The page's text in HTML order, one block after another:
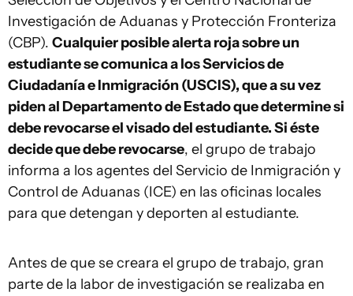
Investigación de Aduanas y Protección Fronteriza
(CBP). Cualquier posible alerta roja sobre un
estudiante se comunica a los Servicios de
Ciudadanía e Inmigración (USCIS), que a su vez
piden al Departamento de Estado que determine si
debe revocarse el visado del estudiante. Si éste
decide que debe revocarse, el grupo de trabajo
informa a los agentes del Servicio de Inmigración y
Control de Aduanas (ICE) en las oficinas locales
para que detengan y deporten al estudiante.
Antes de que se creara el grupo de trabajo, gran
parte de la labor de investigación se realizaba en